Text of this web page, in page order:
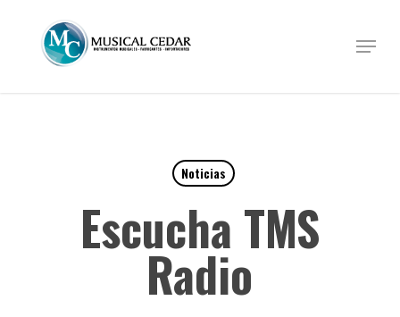
Menu
Noticias
Escucha TMS
Radio
Close